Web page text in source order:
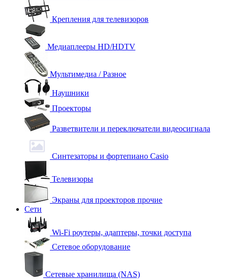
Крепления для телевизоров
Медиаплееры HD/HDTV
Мультимедиа / Разное
Наушники
Проекторы
Разветвители и переключатели видеосигнала
Синтезаторы и фортепиано Casio
Телевизоры
Экраны для проекторов прочие
Сети
Wi-Fi роутеры, адаптеры, точки доступа
Сетевое оборудование
Сетевые хранилища (NAS)